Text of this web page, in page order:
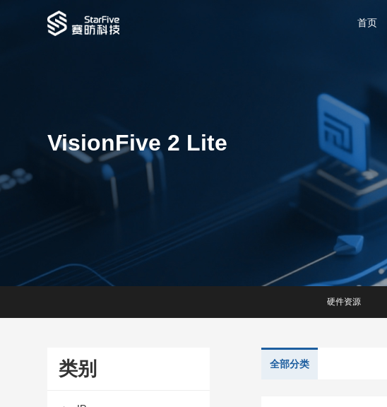
首页
VisionFive 2 Lite
硬件资源
类别 全部分类